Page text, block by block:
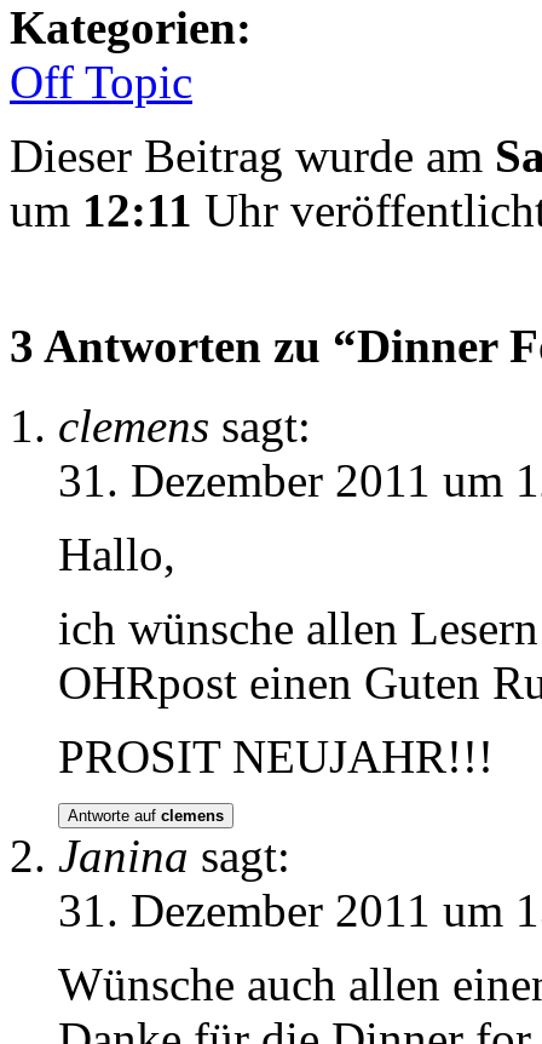
Kategorien:
Off Topic
Dieser Beitrag wurde am
um 12:11 Uhr
3 Antworten zu “Dinner
clemens sagt:
31. Dezember 2011 um
Hallo,
ich wünsche allen
OHRpost einen Guten
PROSIT NEUJAHR!!!
Antworte auf clemens
Janina sagt:
31. Dezember 2011 um
Wünsche auch allen